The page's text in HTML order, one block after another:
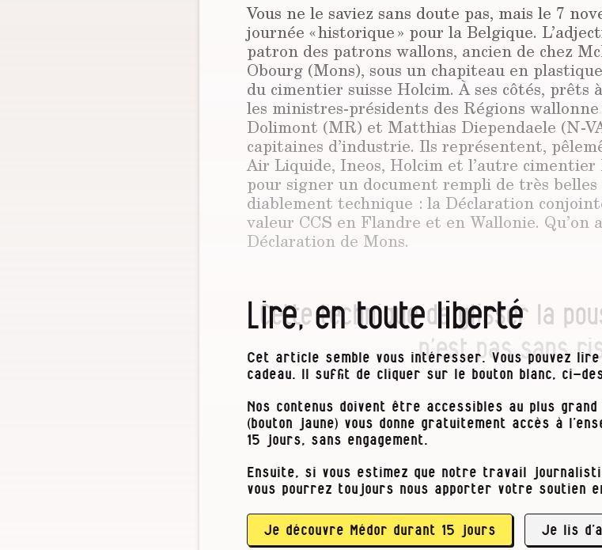
Vous ne le saviez sans doute pas, mais le 7
journée « historique » pour la Belgique.
patron des patrons wallons, ancien de chez
Obourg (Mons), sous un chapiteau en
du cimentier suisse Holcim. À ses côtés,
les ministres-présidents des Régions
Dolimont (MR) et Matthias Diependaele (N-
capitaines d’industrie. Ils représentent,
Air Liquide, Ineos, Holcim et l’autre
pour signer un document rempli de très
diablement technique : la Déclaration
valeur CCS en Flandre et en Wallonie. Qu’on
Déclaration de Mons.
Cette technique de glisser la
n’est pas sans
CCS, pour les novices, cela ne veut pas dire
socialistes, mais bien Carbon Capture and
séquestration de carbone. Un terme qui a le
industriels censés décarboner leurs activités
politiques européens. L’Europe vend le CCS
d’atteindre la neutralité carbone d’ici à 2050
à 1,5 ou 2 degrés. Alors, elle soutient la filière
Lire, en toute liberté
Cet article semble vous intéresser. Vous pouvez
cadeau. Il suffit de cliquer sur le bouton blanc, ci-
Nos contenus doivent être accessibles au plus
(bouton jaune) vous donne gratuitement accès à
15 jours, sans engagement.
Ensuite, si vous estimez que notre travail
vous pourrez toujours nous apporter votre soutien
Je découvre Médor durant 15 jours Je lis